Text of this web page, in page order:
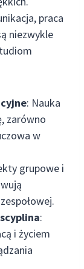
praca
niezwykle
: Nauka
zarówno
w
grupowe i
:
i życiem